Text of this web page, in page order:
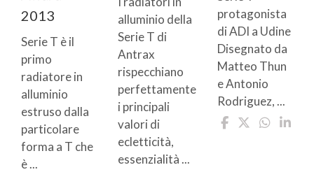
2013
Serie T è il
primo
radiatore in
alluminio
estruso dalla
particolare
forma a T che
è ...
alluminio della
Serie T di
Antrax
rispecchiano
perfettamente
i principali
valori di
ecletticità,
essenzialità ...
protagonista
di ADI a Udine
Disegnato da
Matteo Thun
e Antonio
Rodriguez, ...